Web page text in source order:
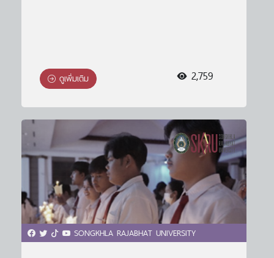
ดูเพิ่มเติม 2,759
SONGKHLA RAJABHAT UNIVERSITY